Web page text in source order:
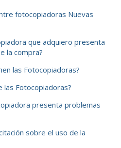
fotocopiadoras Nuevas
que adquiero presenta
la compra?
las Fotocopiadoras?
las Fotocopiadoras?
presenta problemas
sobre el uso de la